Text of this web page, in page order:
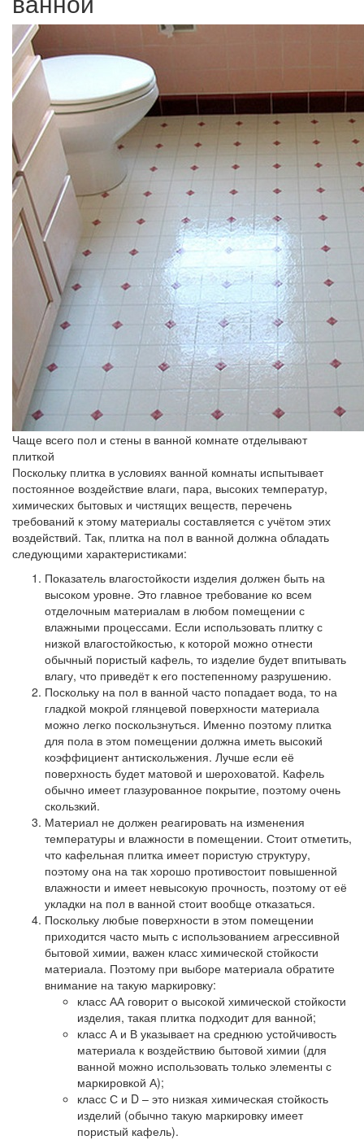
Чаще всего пол и стены в ванной комнате отделывают
плиткой
Поскольку плитка в условиях ванной комнаты испытывает
постоянное воздействие влаги, пара, высоких температур,
химических бытовых и чистящих веществ, перечень
требований к этому материалы составляется с учётом этих
воздействий. Так, плитка на пол в ванной должна обладать
следующими характеристиками:
Показатель влагостойкости изделия должен быть на
высоком уровне. Это главное требование ко всем
отделочным материалам в любом помещении с
влажными процессами. Если использовать плитку с
низкой влагостойкостью, к которой можно отнести
обычный пористый кафель, то изделие будет впитывать
влагу, что приведёт к его постепенному разрушению.
Поскольку на пол в ванной часто попадает вода, то на
гладкой мокрой глянцевой поверхности материала
можно легко поскользнуться. Именно поэтому плитка
для пола в этом помещении должна иметь высокий
коэффициент антискольжения. Лучше если её
поверхность будет матовой и шероховатой. Кафель
обычно имеет глазурованное покрытие, поэтому очень
скользкий.
Материал не должен реагировать на изменения
температуры и влажности в помещении. Стоит отметить,
что кафельная плитка имеет пористую структуру,
поэтому она на так хорошо противостоит повышенной
влажности и имеет невысокую прочность, поэтому от её
укладки на пол в ванной стоит вообще отказаться.
Поскольку любые поверхности в этом помещении
приходится часто мыть с использованием агрессивной
бытовой химии, важен класс химической стойкости
материала. Поэтому при выборе материала обратите
внимание на такую маркировку:
класс ААговорит о высокой химической стойкости
изделия, такая плитка подходит для ванной;
класс А и В указывает на среднюю устойчивость
материала к воздействию бытовой химии (для
ванной можно использовать только элементы с
маркировкой А);
класс С и D – это низкая химическая стойкость
изделий (обычно такую маркировку имеет
пористый кафель).